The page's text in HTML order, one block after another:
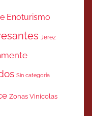
Enoturismo
Jerez
Sin categoría
Zonas Vinicolas